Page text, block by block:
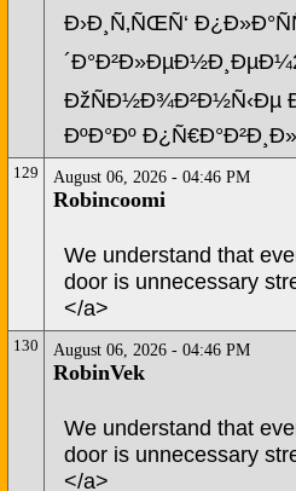
Ð›Ð¸Ñ‚ÑŒÑ‘
ÐžÑÐ½Ð¾Ð²Ð½Ñ‹Ðµ
ÐºÐ°Ðº
129 August 06, 2026 - 04:46 PM
Robincoomi
We understand that
door is unnecessary
</a>
130 August 06, 2026 - 04:46 PM
RobinVek
We understand that
door is unnecessary
</a>